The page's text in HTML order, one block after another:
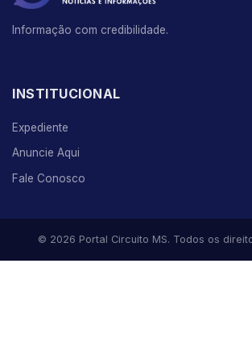
Informação com credibilidade.
INSTITUCIONAL
Expediente
Anuncie Aqui
Fale Conosco
© 2026 Portal Circuito MS. Todos os